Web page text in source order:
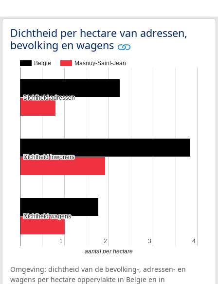
Dichtheid per hectare van adressen,
bevolking en wagens
België Masnuy-Saint-Jean
1
1 2
2 3
3 4
4
Dichtheid adressen
Dichtheid adressen
Dichtheid inwoners
Dichtheid inwoners
Dichtheid wagens
Dichtheid wagens
aantal per hectare
Omgeving: dichtheid van de bevolking-, adressen- en
wagens per hectare oppervlakte in België en in